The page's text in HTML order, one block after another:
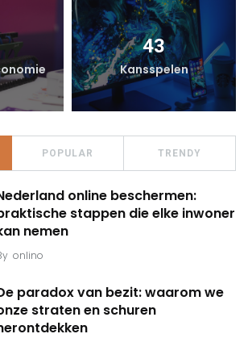
43
Kansspelen
POPULAR TRENDY
online beschermen:
stappen die elke inwoner
nemen
onlino
paradox van bezit: waarom we
straten en schuren